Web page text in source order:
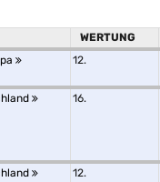
WERTUNG
12.
16.
12.